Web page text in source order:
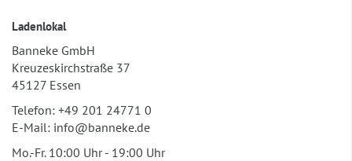
Ladenlokal
Banneke GmbH
Kreuzeskirchstraße 37
45127 Essen
Telefon: +49 201 24771 0
E-Mail: info@banneke.de
Mo.-Fr. 10:00 Uhr - 19:00 Uhr